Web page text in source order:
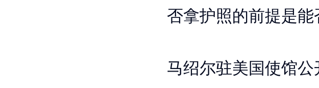
否拿护照的前提是能
马绍尔驻美国使馆